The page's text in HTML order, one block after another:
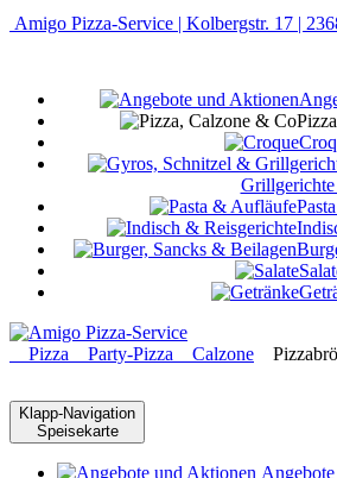
Amigo Pizza-Service | Kolbergstr. 17 |
Grillgerichte
Pizza Party-Pizza Calzone
Klapp-Navigation
Speisekarte